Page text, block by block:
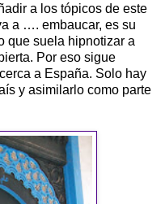
a los tópicos de este
a …. embaucar, es su
que suela hipnotizar a
Por eso sigue
a España. Solo hay
y asimilarlo como parte